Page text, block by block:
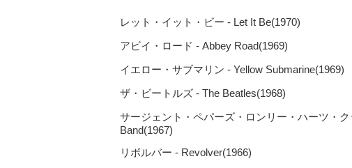
レット・イット・ビー - Let It Be(1970)
アビイ・ロード - Abbey Road(1969)
イエロー・サブマリン - Yellow Submarine(1969)
ザ・ビートルズ - The Beatles(1968)
サージェント・ペパーズ・ロンリー・ハーツ・
Band(1967)
リボルバー - Revolver(1966)